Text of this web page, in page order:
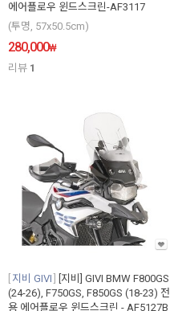
에어플로우 윈드스크린-AF3117
(투명, 57x50.5cm)
280,000₩
리뷰 1
지비 GIVI
[지비] GIVI BMW F800GS
(24-26), F750GS, F850GS (18-23) 전
용 에어플로우 윈드스크린 - AF5127B